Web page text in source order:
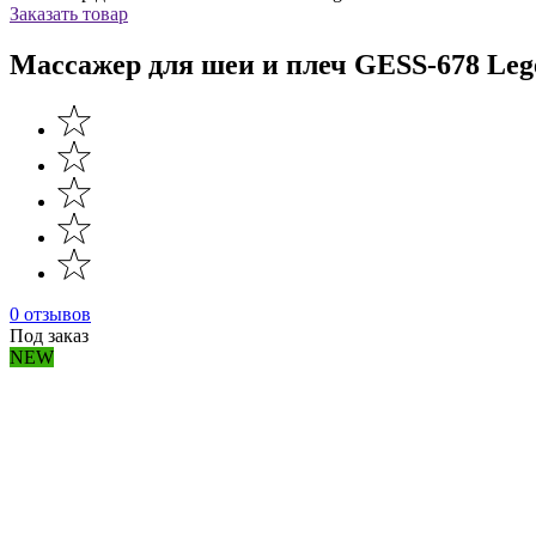
Заказать товар
Массажер для шеи и плеч GESS-678
0 отзывов
Под заказ
NEW